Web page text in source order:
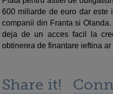
600 miliarde de euro dar este
companii din Franta si
deja de un acces facil la
obtinerea de finantare ieftina
Share it!